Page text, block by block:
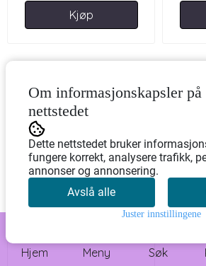
Hjem Meny Søk
Kjøp
-30%
- MARINE 40 MM ...
Om informasjonskapsler på
nettstedet
Dette nettstedet bruker
fungere korrekt, analysere trafikk,
annonser og annonsering.
Avslå alle
Juster innstillingene